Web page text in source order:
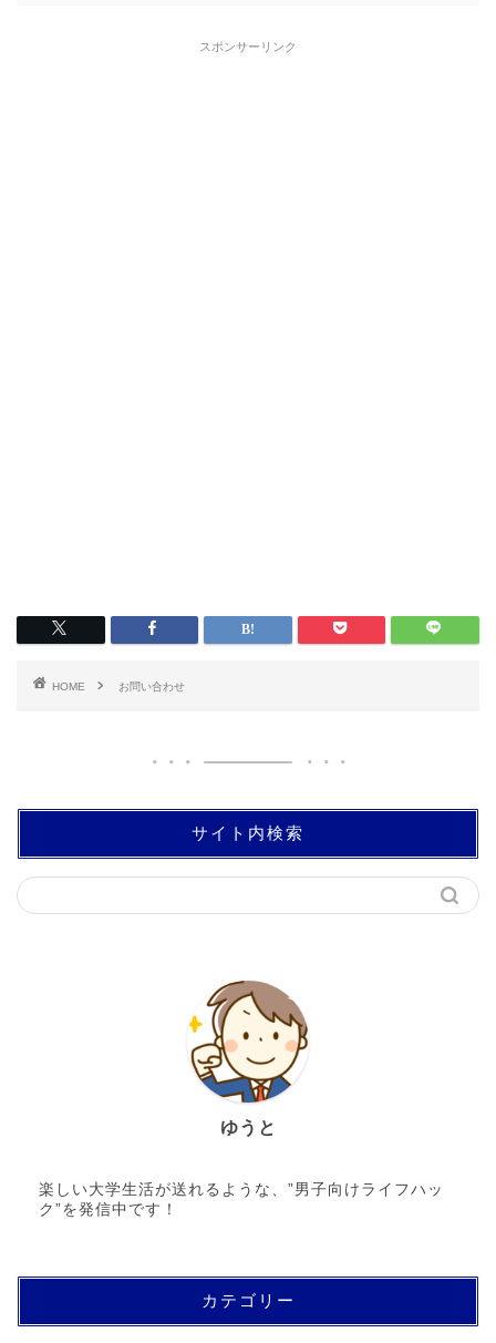
スポンサーリンク
HOME お問い合わせ
サイト内検索
ゆうと
楽しい大学生活が送れるような、”男子向けライフハッ
ク”を発信中です！
カテゴリー